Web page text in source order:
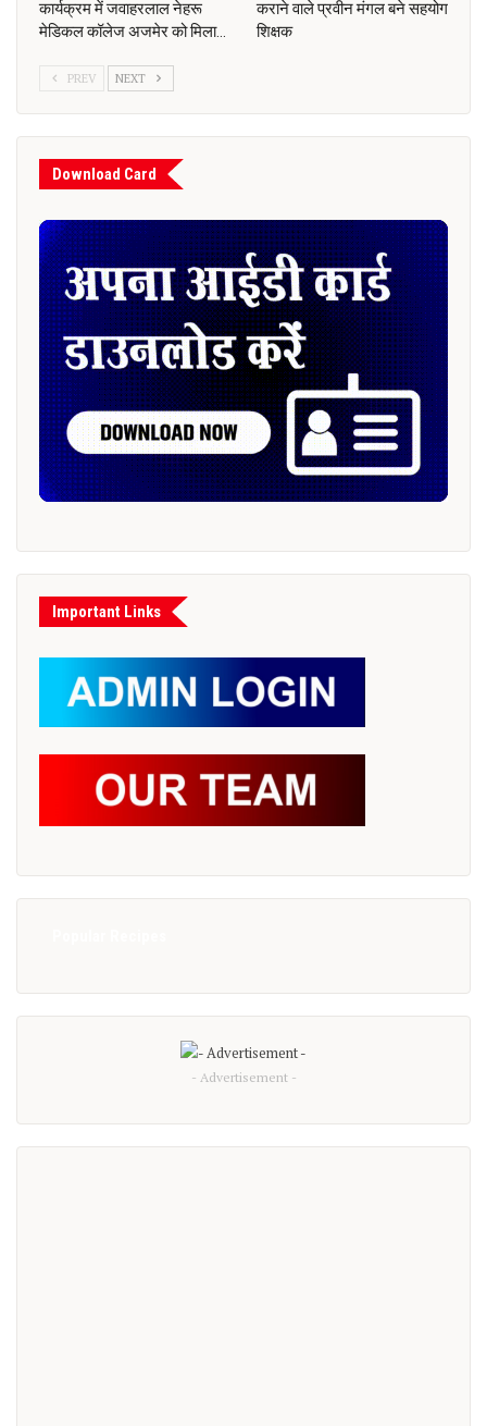
कार्यक्रम में जवाहरलाल नेहरू
मेडिकल कॉलेज अजमेर को मिला…
कराने वाले प्रवीन मंगल बने सहयोग
शिक्षक
PREV NEXT
Download Card
Important Links
- Advertisement -